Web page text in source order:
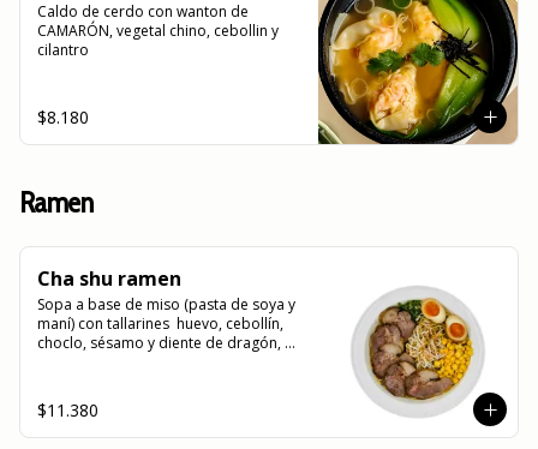
Caldo de cerdo con wanton de
CAMARÓN, vegetal chino, cebollin y
cilantro
$8.180
Ramen
Cha shu ramen
Sopa a base de miso (pasta de soya y
maní) con tallarines  huevo, cebollín,
choclo, sésamo y diente de dragón,
$11.380